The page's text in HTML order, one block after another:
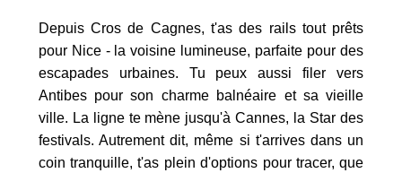
Depuis Cros de Cagnes, t'as des rails tout prêts
pour Nice - la voisine lumineuse, parfaite pour des
escapades urbaines. Tu peux aussi filer vers
Antibes pour son charme balnéaire et sa vieille
ville. La ligne te mène jusqu'à Cannes, la Star des
festivals. Autrement dit, même si t'arrives dans un
coin tranquille, t'as plein d'options pour tracer, que